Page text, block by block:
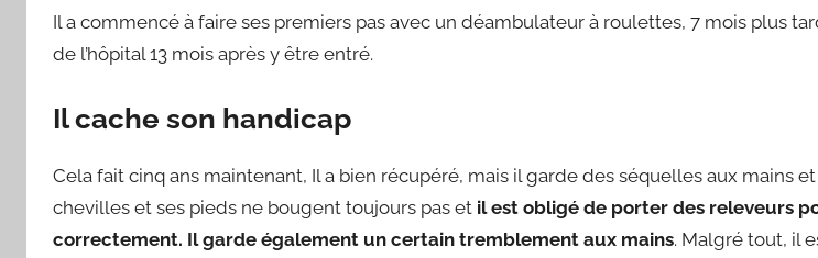
Il a commencé à faire ses premiers pas avec un déambulateur à roulettes, 7 mois plus
de l’hôpital 13 mois après y être entré.
Il cache son handicap
Cela fait cinq ans maintenant, Il a bien récupéré, mais il garde des séquelles aux mains et
chevilles et ses pieds ne bougent toujours pas et il est obligé de porter des releveurs
correctement. Il garde également un certain tremblement aux mains. Malgré tout, il